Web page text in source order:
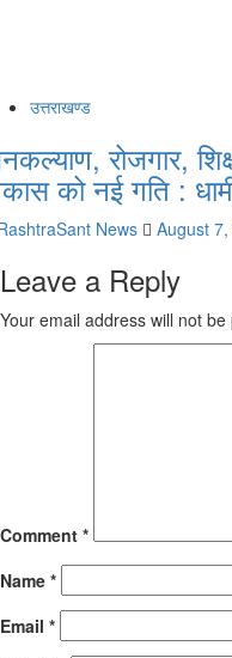
उत्तराखण्ड
रोजगार,
को नई गति :
News August
Leave a Reply
Your email address will not be
Comment *
Name *
Email *